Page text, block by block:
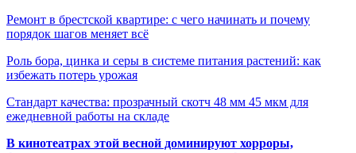
Ремонт в брестской квартире: с чего начинать и почему
порядок шагов меняет всё
Роль бора, цинка и серы в системе питания растений: как
избежать потерь урожая
Стандарт качества: прозрачный скотч 48 мм 45 мкм для
ежедневной работы на складе
В кинотеатрах этой весной доминируют хорроры,